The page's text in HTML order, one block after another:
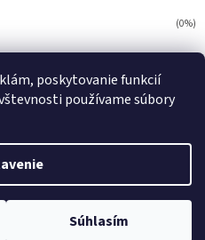
poskytovanie funkcií
používame súbory
Súhlasím
(0%)
práva vyhradené.Upraviť